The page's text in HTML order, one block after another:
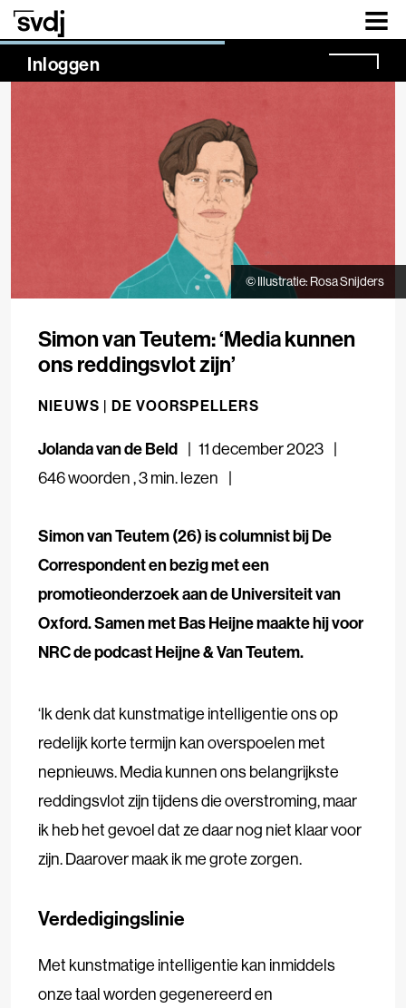
Naar hoofdinhoud
Inloggen
NaN%
© Illustratie: Rosa Snijders
Simon van Teutem: ‘Media kunnen
ons reddingsvlot zijn’
NIEUWS | DE VOORSPELLERS
Jolanda van de Beld
11 december 2023
646 woorden,3 min. lezen
Simon van Teutem (26) is columnist bij De
Correspondent en bezig met een
promotieonderzoek aan de Universiteit van
Oxford. Samen met Bas Heijne maakte hij voor
NRC de podcast Heijne & Van Teutem.
‘Ik denk dat kunstmatige intelligentie ons op
redelijk korte termijn kan overspoelen met
nepnieuws. Media kunnen ons belangrijkste
reddingsvlot zijn tijdens die overstroming, maar
ik heb het gevoel dat ze daar nog niet klaar voor
zijn. Daarover maak ik me grote zorgen.
Verdedigingslinie
Met kunstmatige intelligentie kan inmiddels
onze taal worden gegenereerd en